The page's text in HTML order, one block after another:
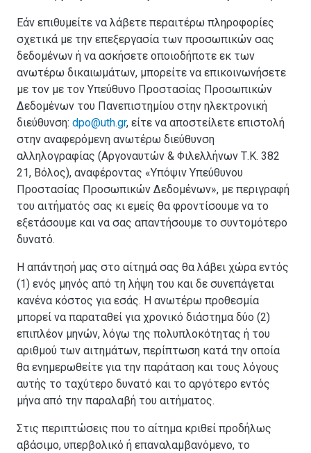
Εάν επιθυμείτε να λάβετε περαιτέρω πληροφορίες
σχετικά με την επεξεργασία των προσωπικών σας
δεδομένων ή να ασκήσετε οποιοδήποτε εκ των
ανωτέρω δικαιωμάτων, μπορείτε να επικοινωνήσετε
με τον με τον Υπεύθυνο Προστασίας Προσωπικών
Δεδομένων του Πανεπιστημίου στην ηλεκτρονική
διεύθυνση: dpo@uth.gr, είτε να αποστείλετε επιστολή
στην αναφερόμενη ανωτέρω διεύθυνση
αλληλογραφίας (Αργοναυτών & Φιλελλήνων Τ.Κ. 382
21, Βόλος), αναφέροντας «Υπόψιν Υπεύθυνου
Προστασίας Προσωπικών Δεδομένων», με περιγραφή
του αιτήματός σας κι εμείς θα φροντίσουμε να το
εξετάσουμε και να σας απαντήσουμε το συντομότερο
δυνατό.
Η απάντησή μας στο αίτημά σας θα λάβει χώρα εντός
(1) ενός μηνός από τη λήψη του και δε συνεπάγεται
κανένα κόστος για εσάς. Η ανωτέρω προθεσμία
μπορεί να παραταθεί για χρονικό διάστημα δύο (2)
επιπλέον μηνών, λόγω της πολυπλοκότητας ή του
αριθμού των αιτημάτων, περίπτωση κατά την οποία
θα ενημερωθείτε για την παράταση και τους λόγους
αυτής το ταχύτερο δυνατό και το αργότερο εντός
μήνα από την παραλαβή του αιτήματος.
Στις περιπτώσεις που το αίτημα κριθεί προδήλως
αβάσιμο, υπερβολικό ή επαναλαμβανόμενο, το